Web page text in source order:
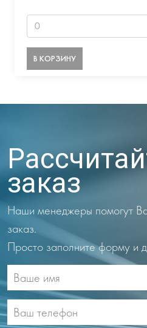
В КОРЗИНУ
заказ
Наши менеджеры помогут
заказ.
Просто заполните форму и